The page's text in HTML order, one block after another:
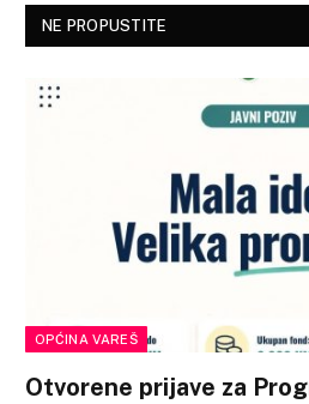
NE PROPUSTITE
OPĆINA VAREŠ
Otvorene prijave za